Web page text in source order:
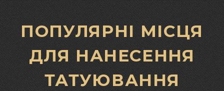
ПОПУЛЯРНІ МІСЦЯ
ДЛЯ НАНЕСЕННЯ
ТАТУЮВАННЯ